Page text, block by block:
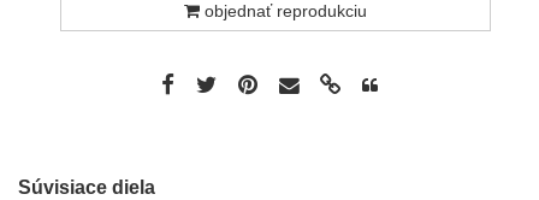
objednať reprodukciu
Súvisiace diela